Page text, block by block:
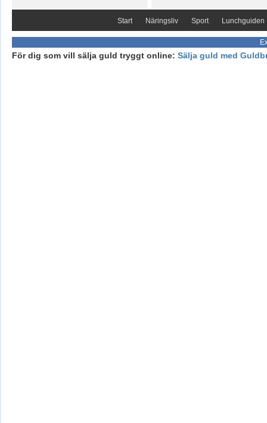
Start Näringsliv Sport Lunchguiden
För dig som vill sälja guld tryggt online: Sälja guld med